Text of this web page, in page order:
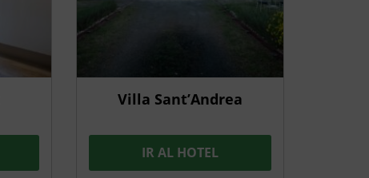
Villa Sant’Andrea
IR AL HOTEL